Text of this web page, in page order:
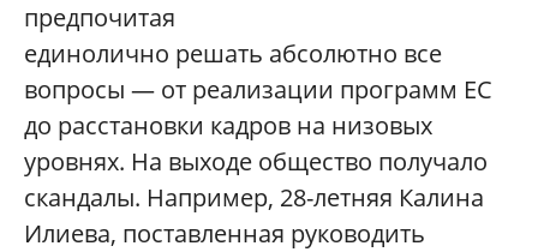
предпочитая
единолично решать абсолютно все
вопросы — от реализации программ ЕС
до расстановки кадров на низовых
уровнях. На выходе общество получало
скандалы. Например, 28-летняя Калина
Илиева, поставленная руководить